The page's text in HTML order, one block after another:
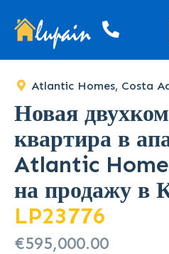
Atlantic Homes, Costa
Новая
квартира в
Atlantic
на продажу в
LP23776
€595,000.00